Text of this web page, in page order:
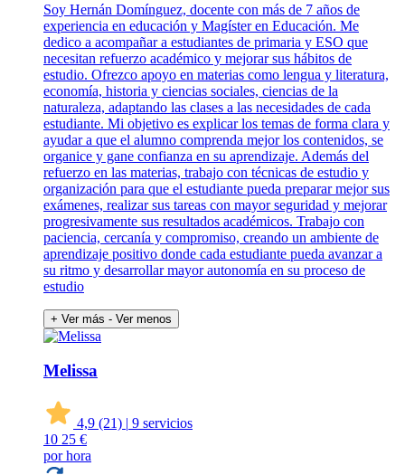
Soy Hernán Domínguez, docente con más de 7 años de
experiencia en educación y Magíster en Educación. Me
dedico a acompañar a estudiantes de primaria y ESO que
necesitan refuerzo académico y mejorar sus hábitos de
estudio. Ofrezco apoyo en materias como lengua y literatura,
economía, historia y ciencias sociales, ciencias de la
naturaleza, adaptando las clases a las necesidades de cada
estudiante. Mi objetivo es explicar los temas de forma clara y
ayudar a que el alumno comprenda mejor los contenidos, se
organice y gane confianza en su aprendizaje. Además del
refuerzo en las materias, trabajo con técnicas de estudio y
organización para que el estudiante pueda preparar mejor sus
exámenes, realizar sus tareas con mayor seguridad y mejorar
progresivamente sus resultados académicos. Trabajo con
paciencia, cercanía y compromiso, creando un ambiente de
aprendizaje positivo donde cada estudiante pueda avanzar a
su ritmo y desarrollar mayor autonomía en su proceso de
estudio
+ Ver más - Ver menos
Melissa
4,9 (21) | 9 servicios
10 25 €
por hora